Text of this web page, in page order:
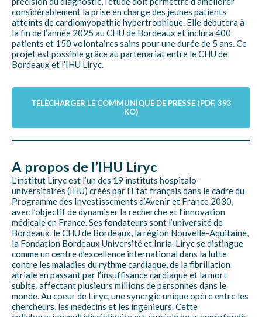
considérablement la prise en charge des jeunes patients
atteints de cardiomyopathie hypertrophique. Elle débutera à
la fin de l’année 2025 au CHU de Bordeaux et inclura 400
patients et 150 volontaires sains pour une durée de 5 ans. Ce
projet est possible grâce au partenariat entre le CHU de
Bordeaux et l’IHU Liryc.
TÉLÉCHARGER LE COMMUNIQUÉ DE PRESSE (PDF, 393
KO)
A propos de l’IHU Liryc
L’institut Liryc est l’un des 19 instituts hospitalo-
universitaires (IHU) créés par l’Etat français dans le cadre du
Programme des Investissements d’Avenir et France 2030,
avec l’objectif de dynamiser la recherche et l’innovation
médicale en France. Ses fondateurs sont l’université de
Bordeaux, le CHU de Bordeaux, la région Nouvelle-Aquitaine,
la Fondation Bordeaux Université et Inria. Liryc se distingue
comme un centre d’excellence international dans la lutte
contre les maladies du rythme cardiaque, de la fibrillation
atriale en passant par l’insuffisance cardiaque et la mort
subite, affectant plusieurs millions de personnes dans le
monde. Au coeur de Liryc, une synergie unique opère entre les
chercheurs, les médecins et les ingénieurs. Cette